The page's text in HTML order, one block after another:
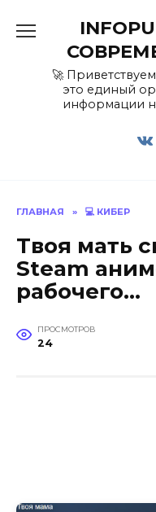
содержанию
🚀
это единый
информации
ГЛАВНАЯ » 💻 КИБЕР
Твоя мать
Steam
рабочего…
ПРОСМОТРОВ
24